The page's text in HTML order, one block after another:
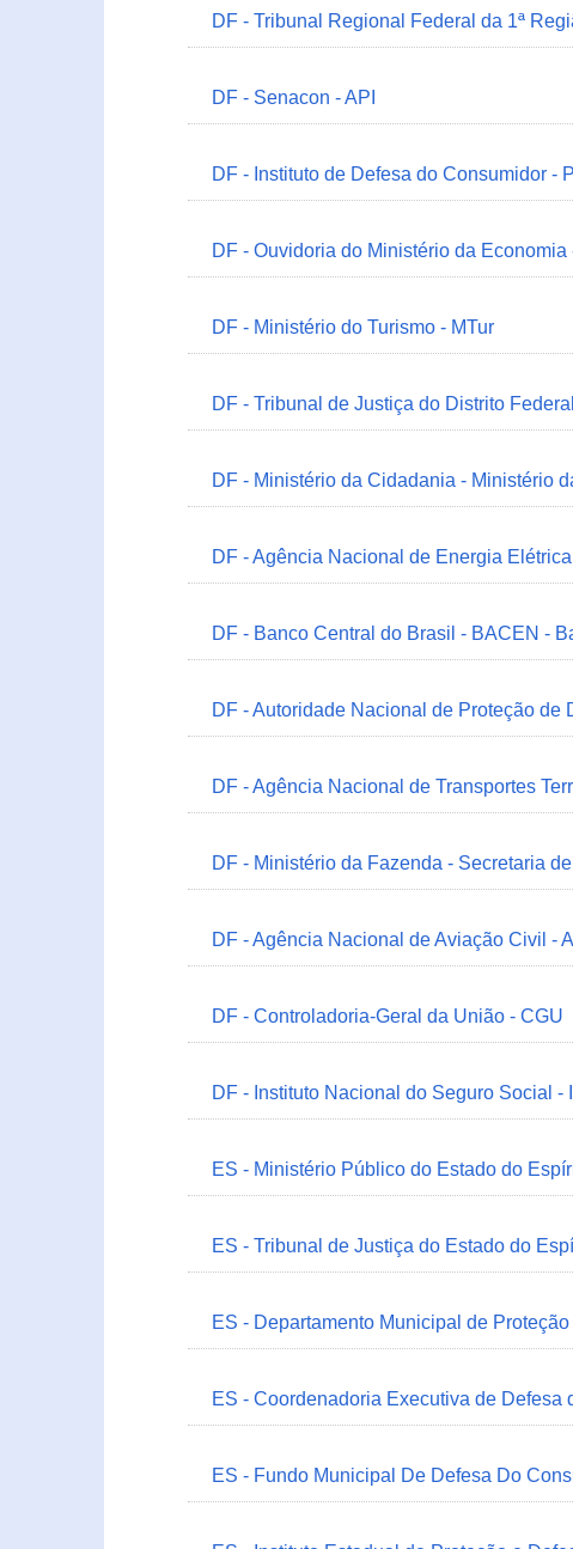
DF - Tribunal Regional Federal da 1ª
DF - Senacon - API
DF - Instituto de Defesa do Consumidor -
DF - Ouvidoria do Ministério da Economia
DF - Ministério do Turismo - MTur
DF - Tribunal de Justiça do Distrito
DF - Ministério da Cidadania - Ministério
DF - Agência Nacional de Energia
DF - Banco Central do Brasil - BACEN -
DF - Autoridade Nacional de Proteção de
DF - Agência Nacional de Transportes
DF - Ministério da Fazenda - Secretaria
DF - Agência Nacional de Aviação Civil -
DF - Controladoria-Geral da União - CGU
DF - Instituto Nacional do Seguro Social -
ES - Ministério Público do Estado do
ES - Tribunal de Justiça do Estado do
ES - Departamento Municipal de
ES - Coordenadoria Executiva de
ES - Fundo Municipal De Defesa Do